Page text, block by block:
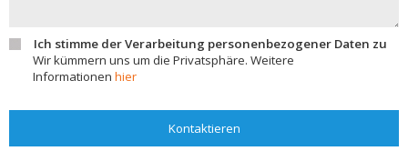
Ich stimme der Verarbeitung personenbezogener Daten zu
Wir kümmern uns um die Privatsphäre. Weitere
Informationen hier
Kontaktieren